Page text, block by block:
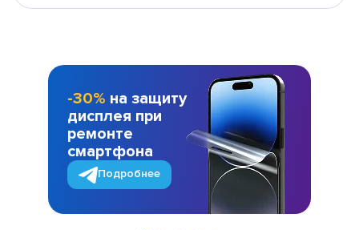
-30% на защиту
дисплея при
ремонте
смартфона
Подробнее